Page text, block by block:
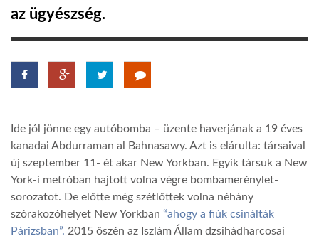
GLOBOTV
AFRIKA TUDÁSTÁR
az ügyészség.
Ide jól jönne egy autóbomba – üzente haverjának a 19 éves
kanadai Abdurraman al Bahnasawy. Azt is elárulta: társaival
új szeptember 11- ét akar New Yorkban. Egyik társuk a New
York-i metróban hajtott volna végre bombamerénylet-
sorozatot. De előtte még szétlőttek volna néhány
szórakozóhelyet New Yorkban “ahogy a fiúk csinálták
Párizsban”. 2015 őszén az Iszlám Állam dzsihádharcosai